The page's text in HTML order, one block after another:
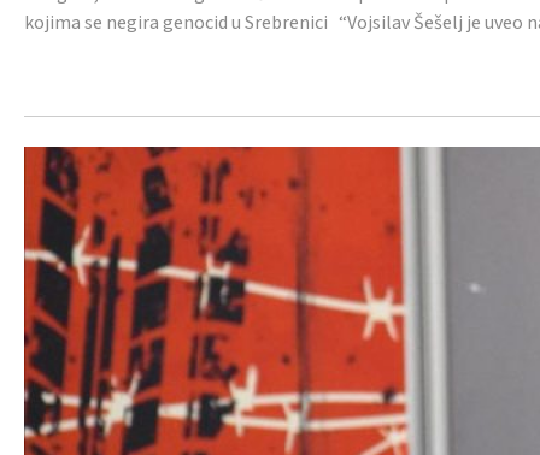
kojima se negira genocid u Srebrenici “Vojsilav Šešelj je uveo